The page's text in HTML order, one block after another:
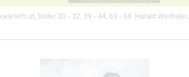
Bilder 30 - 32, 39 - 44, 63 - 68: Harald Wisthaler;